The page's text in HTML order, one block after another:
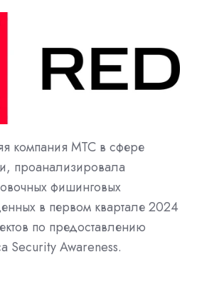
компания МТС в сфере
проанализировала
фишинговых
в первом квартале 2024
по предоставлению
Security Awareness.